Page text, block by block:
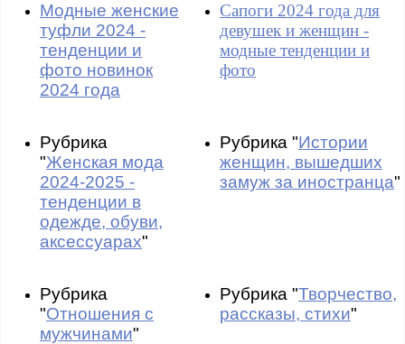
Модные женские
туфли 2024 -
тенденции и
фото новинок
2024 года
Сапоги 2024 года для
девушек и женщин -
модные тенденции и
фото
Рубрика
"Женская мода
2024-2025 -
тенденции в
одежде, обуви,
аксессуарах"
Рубрика "Истории
женщин, вышедших
замуж за иностранца"
Рубрика
"Отношения с
мужчинами"
Рубрика "Творчество,
рассказы, стихи"